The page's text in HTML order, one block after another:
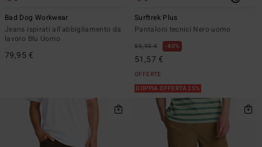
Bad Dog Workwear
Jeans ispirati all'abbigliamento da
lavoro Blu Uomo
79,95 €
Surftrek Plus
Pantaloni tecnici Nero uomo
85,95 € 40%
51,57 €
OFFERTE
DOPPIA OFFERTA 25%